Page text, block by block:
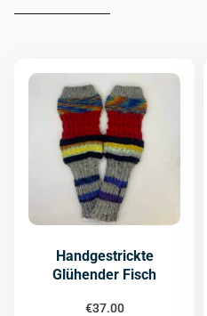
Handgestrickte
Glühender Fisch
€37.00